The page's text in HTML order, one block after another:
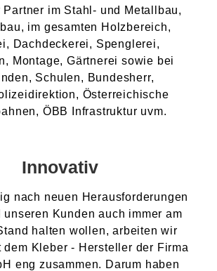
Partner im Stahl- und Metallbau,
im gesamten Holzbereich,
Dachdeckerei, Spenglerei,
Montage, Gärtnerei sowie bei
Schulen, Bundesherr,
Österreichische
ÖBB Infrastruktur uvm.
Innovativ
nach neuen Herausforderungen
unseren Kunden auch immer am
halten wollen, arbeiten wir
dem Kleber - Hersteller der Firma
eng zusammen. Darum haben